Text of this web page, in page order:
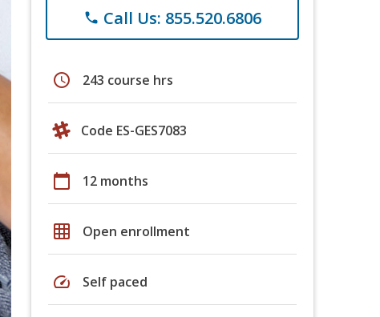
phone Call Us: 855.520.6806
schedule 243 course hrs
Code ES-GES7083
calendar_today 12 months
grid_on Open enrollment
speed Self paced